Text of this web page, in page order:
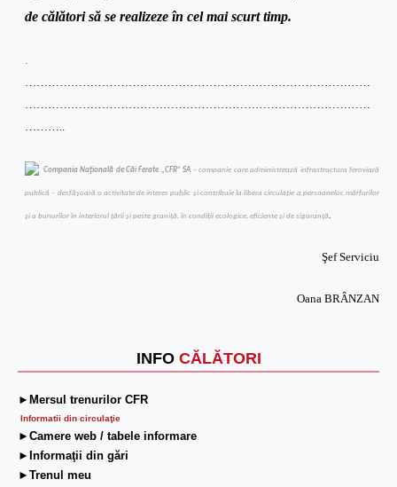
INFO CĂLĂTORI
►Mersul trenurilor CFR
Informatii din circulaţie
►Camere web / tabele informare
►Informaţii din gări
►Trenul meu
de călători să se realizeze în cel mai scurt timp.
.
………………………………………………………………………………
………………………………………………………………………………
………..
Compania Naţională de Căi Ferate „CFR” SA – companie care administrează infrastructura feroviară
publică – desfăşoară o activitate de interes public şi contribuie la libera circulaţie a persoanelor, mărfurilor
şi a bunurilor în interiorul ţării şi peste graniţă, în condiţii ecologice, eficiente şi de siguranţă.
Şef Serviciu
Oana BRÂNZAN